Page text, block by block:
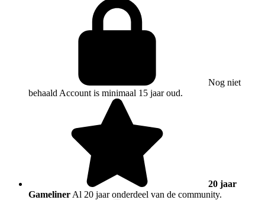
Nog niet
behaald Account is minimaal 15 jaar oud.
20 jaar
Gameliner Al 20 jaar onderdeel van de community.